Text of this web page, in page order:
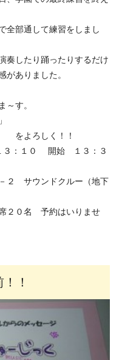
全部通して練習をしまし
奏したり踊ったりするだけ
がありました。
～す。
をよろしく！！
：１０ 開始 １３：３
２ サウンドクルー（地下
０名 予約はいりませ
！